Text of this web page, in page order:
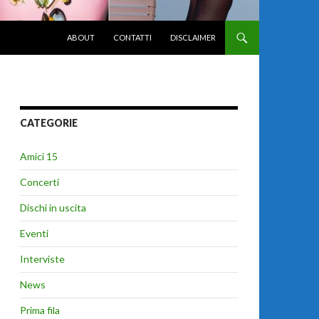
ABOUT
CONTATTI DISCLAIMER
CATEGORIE
Amici 15
Concerti
Dischi in uscita
Eventi
Interviste
News
Prima fila